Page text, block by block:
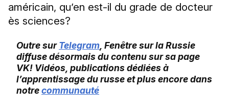
américain, qu’en est-il du grade de docteur
ès sciences?
Outre surTelegram , Fenêtre sur la Russie
diffuse désormais du contenu sur sa page
VK! Vidéos, publications dédiées à
l’apprentissage du russe et plus encore dans
notrecommunauté